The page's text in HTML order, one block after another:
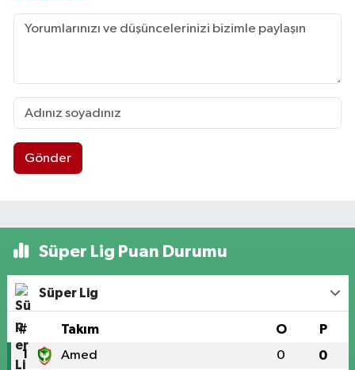
Gönder
Süper Lig Puan Durumu
Süper Lig
# Takım O P
1 Amed 0 0